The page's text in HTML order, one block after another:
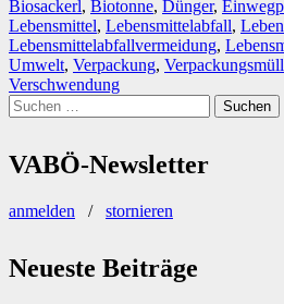
Biosackerl, Biotonne, Dünger,
Lebensmittel, Lebensmittelabfall,
Lebensmittelabfallvermeidung,
Umwelt, Verpackung, Verpackungsmüll
Verschwendung
Suchen
nach:
VABÖ-Newsletter
anmelden / stornieren
Neueste Beiträge